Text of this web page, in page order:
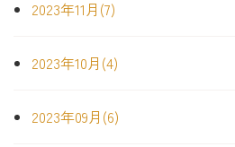
2023年11月(7)
2023年10月(4)
2023年09月(6)